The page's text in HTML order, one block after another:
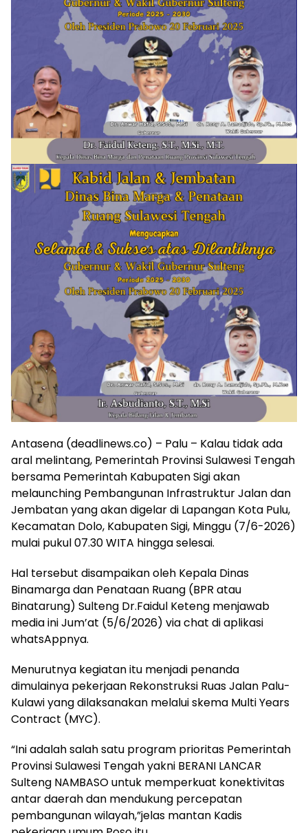
Antasena (deadlinews.co) – Palu – Kalau tidak ada
aral melintang, Pemerintah Provinsi Sulawesi Tengah
bersama Pemerintah Kabupaten Sigi akan
melaunching Pembangunan Infrastruktur Jalan dan
Jembatan yang akan digelar di Lapangan Kota Pulu,
Kecamatan Dolo, Kabupaten Sigi, Minggu (7/6-2026)
mulai pukul 07.30 WITA hingga selesai.
Hal tersebut disampaikan oleh Kepala Dinas
Binamarga dan Penataan Ruang (BPR atau
Binatarung) Sulteng Dr.Faidul Keteng menjawab
media ini Jum’at (5/6/2026) via chat di aplikasi
whatsAppnya.
Menurutnya kegiatan itu menjadi penanda
dimulainya pekerjaan Rekonstruksi Ruas Jalan Palu-
Kulawi yang dilaksanakan melalui skema Multi Years
Contract (MYC).
“Ini adalah salah satu program prioritas Pemerintah
Provinsi Sulawesi Tengah yakni BERANI LANCAR
Sulteng NAMBASO untuk memperkuat konektivitas
antar daerah dan mendukung percepatan
pembangunan wilayah,”jelas mantan Kadis